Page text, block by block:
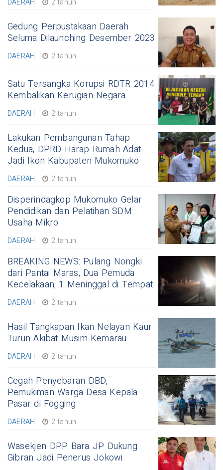
DAERAH 2 tahun
Gedung Perpustakaan Daerah
Seluma Dilaunching Desember 2023
DAERAH 2 tahun
Satu Tersangka Korupsi RDTR 2014
Kembalikan Kerugian Negara
DAERAH 2 tahun
Lakukan Pembangunan Tahap
Kedua, DPRD Harap Rumah Adat
Jadi Ikon Kabupaten Mukomuko
DAERAH 2 tahun
Disperindagkop Mukomuko Gelar
Pendidikan dan Pelatihan SDM
Usaha Mikro
DAERAH 2 tahun
BREAKING NEWS: Pulang Nongki
dari Pantai Maras, Dua Pemuda
Kecelakaan, 1 Meninggal di Tempat
DAERAH 2 tahun
Hasil Tangkapan Ikan Nelayan Kaur
Turun Akibat Musim Kemarau
DAERAH 2 tahun
Cegah Penyebaran DBD,
Pemukiman Warga Desa Kepala
Pasar di Fogging
DAERAH 2 tahun
Wasekjen DPP Bara JP Dukung
Gibran Jadi Penerus Jokowi